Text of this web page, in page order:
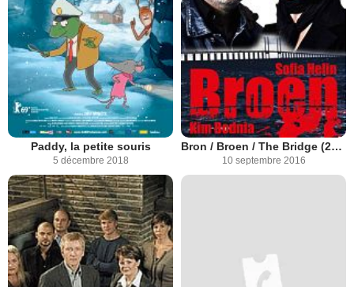
Paddy, la petite souris
5 décembre 2018
Bron / Broen / The Bridge (2011)
10 septembre 2016